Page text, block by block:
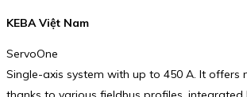
KEBA Việt Nam
ServoOne
Single-axis system with up to 450 A. It offers